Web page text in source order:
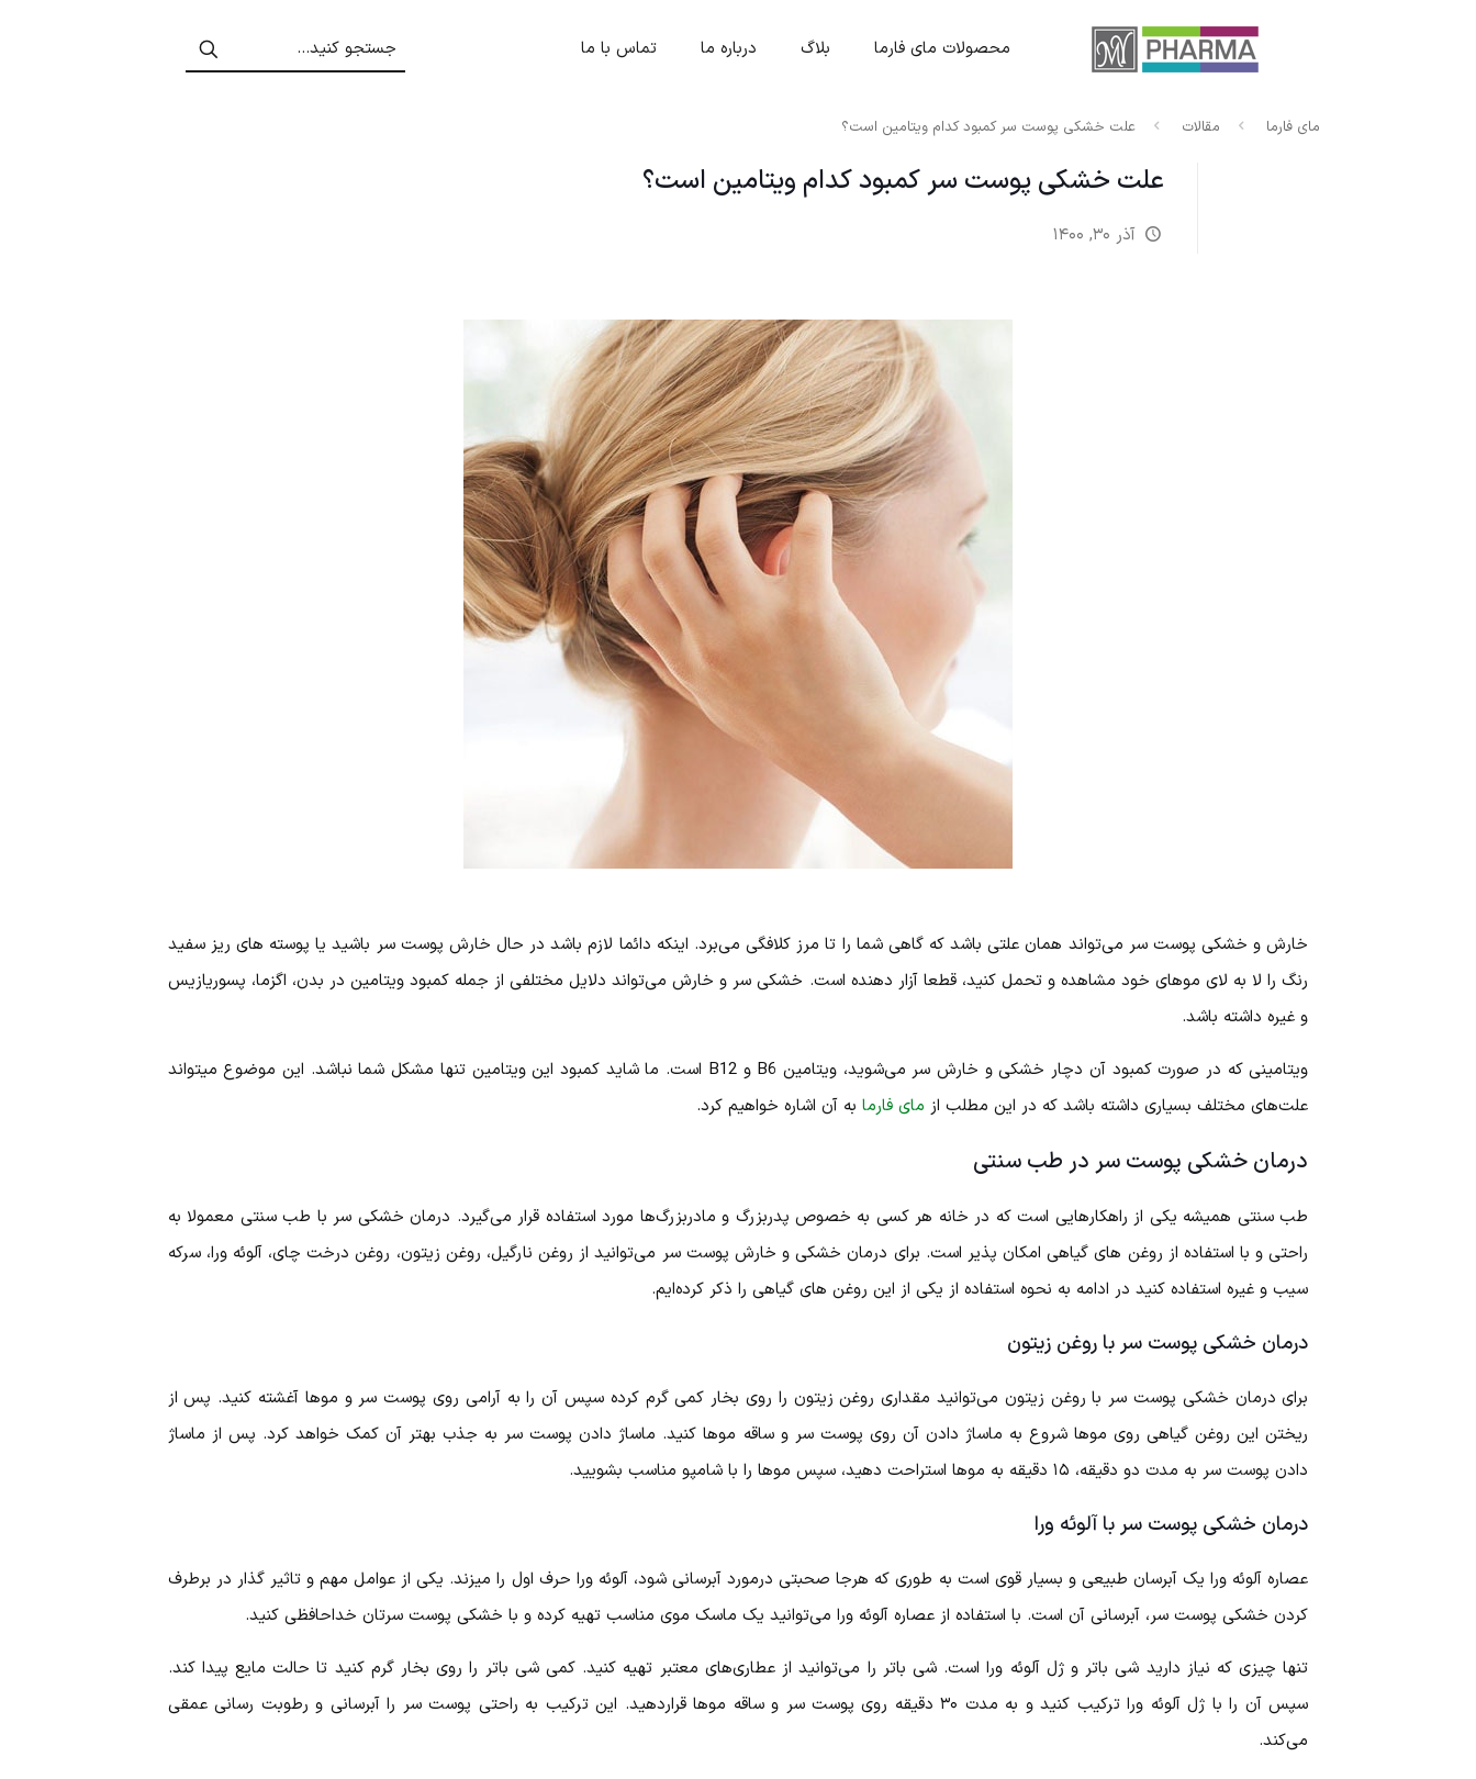
محصولات مای فارما بلاگ درباره ما تماس با ما
مای فارما مقالات علت خشکی پوست سر کمبود کدام ویتامین است؟
علت خشکی پوست سر کمبود کدام ویتامین است؟
آذر ۳۰, ۱۴۰۰
خارش و خشکی پوست سر می‌تواند همان علتی باشد که گاهی شما را تا مرز کلافگی می‌برد. اینکه دائما لازم باشد در حال خارش پوست سر باشید یا پوسته های ریز سفید
رنگ را لا به لای موهای خود مشاهده و تحمل کنید، قطعا آزار دهنده است. خشکی سر و خارش می‌تواند دلایل مختلفی از جمله کمبود ویتامین در بدن، اگزما، پسوریازیس
و غیره داشته باشد.
ویتامینی که در صورت کمبود آن دچار خشکی و خارش سر می‌شوید، ویتامین B6 و B12 است. ما شاید کمبود این ویتامین تنها مشکل شما نباشد. این موضوع می‎تواند
علت‌های مختلف بسیاری داشته باشد که در این مطلب از مای فارمابه آن اشاره خواهیم کرد.
درمان خشکی پوست سر در طب سنتی
طب سنتی همیشه یکی از راهکارهایی است که در خانه هر کسی به خصوص پدربزرگ و مادربزرگ‌ها مورد استفاده قرار می‌گیرد. درمان خشکی سر با طب سنتی معمولا به
راحتی و با استفاده از روغن های گیاهی امکان پذیر است. برای درمان خشکی و خارش پوست سر می‌توانید از روغن نارگیل، روغن زیتون، روغن درخت چای، آلوئه ورا، سرکه
سیب و غیره استفاده کنید در ادامه به نحوه استفاده از یکی از این روغن های گیاهی را ذکر کرده‌ایم.
درمان خشکی پوست سر با روغن زیتون
برای درمان خشکی پوست سر با روغن زیتون می‌توانید مقداری روغن زیتون را روی بخار کمی گرم کرده سپس آن را به آرامی روی پوست سر و موها آغشته کنید. پس از
ریختن این روغن گیاهی روی موها شروع به ماساژ دادن آن روی پوست سر و ساقه موها کنید. ماساژ دادن پوست سر به جذب بهتر آن کمک خواهد کرد. پس از ماساژ
دادن پوست سر به مدت دو دقیقه، ۱۵ دقیقه به موها استراحت دهید، سپس موها را با شامپو مناسب بشویید.
درمان خشکی پوست سر با آلوئه ورا
عصاره آلوئه ورا یک آبرسان طبیعی و بسیار قوی است به طوری که هرجا صحبتی درمورد آبرسانی شود، آلوئه ورا حرف اول را میزند. یکی از عوامل مهم و تاثیر گذار در برطرف
کردن خشکی پوست سر، آبرسانی آن است. با استفاده از عصاره آلوئه ورا می‌توانید یک ماسک موی مناسب تهیه کرده و با خشکی پوست سرتان خداحافظی کنید.
تنها چیزی که نیاز دارید شی باتر و ژل آلوئه ورا است. شی باتر را می‌توانید از عطاری‌های معتبر تهیه کنید. کمی شی باتر را روی بخار گرم کنید تا حالت مایع پیدا کند.
سپس آن را با ژل آلوئه ورا ترکیب کنید و به مدت ۳۰ دقیقه روی پوست سر و ساقه موها قراردهید. این ترکیب به راحتی پوست سر را آبرسانی و رطوبت رسانی عمقی
می‌کند.